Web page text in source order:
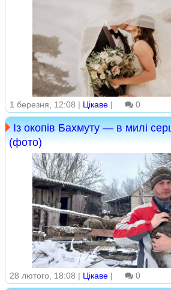
1 березня, 12:08 | Цікаве | 0
Із окопів Бахмуту — в милі
(фото)
28 лютого, 18:08 | Цікаве | 0